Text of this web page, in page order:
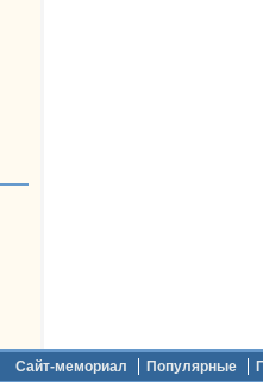
Сайт-мемориал Популярные